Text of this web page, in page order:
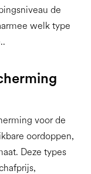
de
welk type
voor de
oordoppen,
Deze types